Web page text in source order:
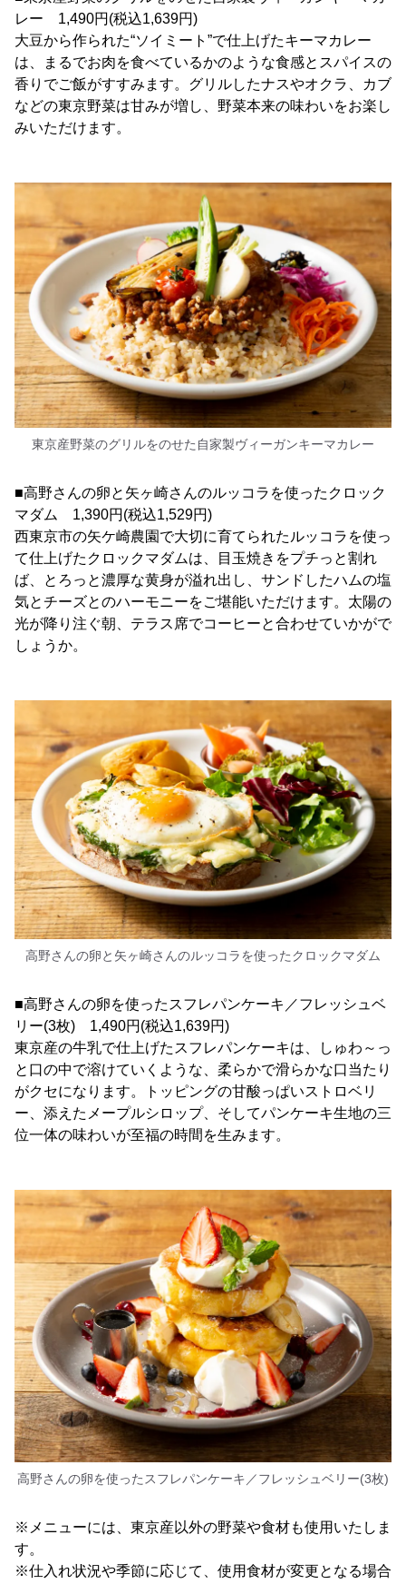
レー 1,490円(税込1,639円)
大豆から作られた“ソイミート”で仕上げたキーマカレー
は、まるでお肉を食べているかのような食感とスパイスの
香りでご飯がすすみます。グリルしたナスやオクラ、カブ
などの東京野菜は甘みが増し、野菜本来の味わいをお楽し
みいただけます。
東京産野菜のグリルをのせた自家製ヴィーガンキーマカレー
■高野さんの卵と矢ヶ崎さんのルッコラを使ったクロック
マダム 1,390円(税込1,529円)
西東京市の矢ケ崎農園で大切に育てられたルッコラを使っ
て仕上げたクロックマダムは、目玉焼きをプチっと割れ
ば、とろっと濃厚な黄身が溢れ出し、サンドしたハムの塩
気とチーズとのハーモニーをご堪能いただけます。太陽の
光が降り注ぐ朝、テラス席でコーヒーと合わせていかがで
しょうか。
高野さんの卵と矢ヶ崎さんのルッコラを使ったクロックマダム
■高野さんの卵を使ったスフレパンケーキ／フレッシュベ
リー(3枚) 1,490円(税込1,639円)
東京産の牛乳で仕上げたスフレパンケーキは、しゅわ～っ
と口の中で溶けていくような、柔らかで滑らかな口当たり
がクセになります。トッピングの甘酸っぱいストロベリ
ー、添えたメープルシロップ、そしてパンケーキ生地の三
位一体の味わいが至福の時間を生みます。
高野さんの卵を使ったスフレパンケーキ／フレッシュベリー(3枚)
※メニューには、東京産以外の野菜や食材も使用いたしま
す。
※仕入れ状況や季節に応じて、使用食材が変更となる場合